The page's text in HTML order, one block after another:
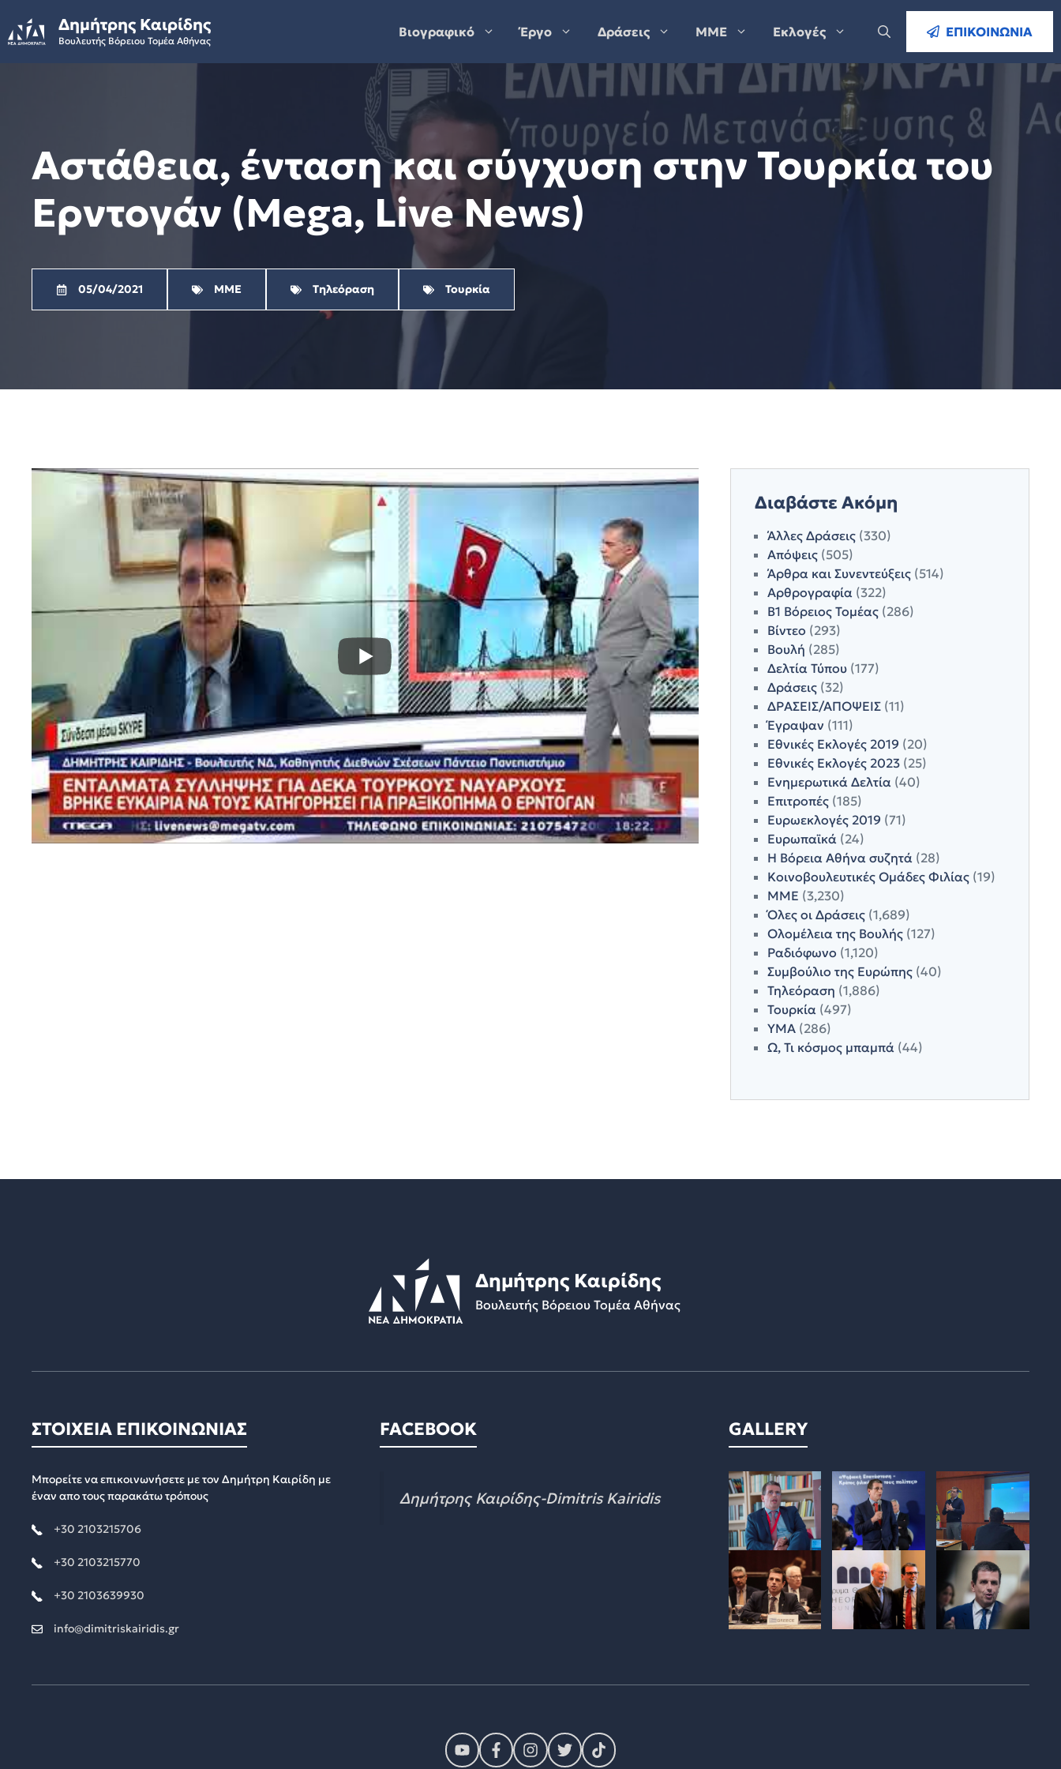
to
content
Δημήτρης Καιρίδης
Βουλευτής Βόρειου Τομέα Αθήνας
Βιογραφικό Έργο Δράσεις ΜΜΕ Εκλογές ΕΠΙΚΟΙΝΩΝΙΑ
Aστάθεια, ένταση και σύγχυση στην Τουρκία του
Ερντογάν (Mega, Live News)
05/04/2021 ΜΜΕ Τηλεόραση Τουρκία
Διαβάστε Ακόμη
Άλλες Δράσεις(330)
Απόψεις(505)
Άρθρα και Συνεντεύξεις(514)
Αρθρογραφία(322)
Β1 Βόρειος Τομέας(286)
Βίντεο (293)
Βουλή (285)
Δελτία Τύπου(177)
Δράσεις(32)
ΔΡΑΣΕΙΣ/ΑΠΟΨΕΙΣ(11)
Έγραψαν (111)
Εθνικές Εκλογές 2019 (20)
Εθνικές Εκλογές 2023(25)
Ενημερωτικά Δελτία(40)
Επιτροπές(185)
Ευρωεκλογές 2019 (71)
Ευρωπαϊκά(24)
Η Βόρεια Αθήνα συζητά(28)
Κοινοβουλευτικές Ομάδες Φιλίας(19)
ΜΜΕ (3,230)
Όλες οι Δράσεις(1,689)
Ολομέλεια της Βουλής(127)
Ραδιόφωνο (1,120)
Συμβούλιο της Ευρώπης(40)
Τηλεόραση (1,886)
Τουρκία(497)
ΥΜΑ(286)
Ω, Τι κόσμος μπαμπά(44)
Δημήτρης Καιρίδης
Βουλευτής Βόρειου Τομέα Αθήνας
ΣΤΟΙΧΕΙΑ ΕΠΙΚΟΙΝΩΝΙΑΣ
Μπορείτε να επικοινωνήσετε με τον Δημήτρη Καιρίδη με
έναν απο τους παρακάτω τρόπους
+30 2103215706
+30 2103215770
+30 2103639930
info@dimitriskairidis.gr
FACEBOOK
Δημήτρης Καιρίδης-Dimitris Kairidis
GALLERY